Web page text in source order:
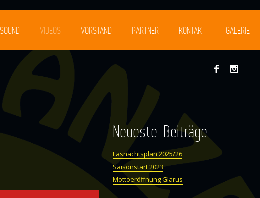
SOUND VIDEOS VORSTAND PARTNER KONTAKT GALERIE
Neueste Beiträge
Fasnachtsplan 2025/26
Saisonstart 2023
Mottoeröffnung Glarus